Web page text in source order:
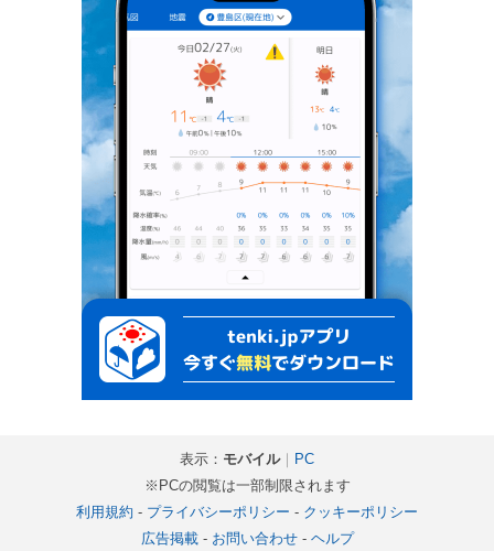
表示： モバイル｜ PC
※PCの閲覧は一部制限されます
利用規約 - プライバシーポリシー - クッキーポリシー
広告掲載- お問い合わせ- ヘルプ